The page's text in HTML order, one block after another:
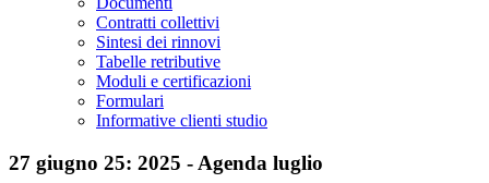
Contratti collettivi
Sintesi dei rinnovi
Tabelle retributive
Moduli e certificazioni
Formulari
Informative clienti studio
27 giugno 25: 2025 - Agenda luglio